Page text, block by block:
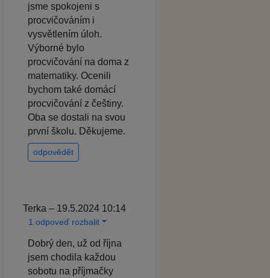
jsme spokojeni s
procvičováním i
vysvětlením úloh.
Výborné bylo
procvičování na doma z
matematiky. Ocenili
bychom také domácí
procvičování z češtiny.
Oba se dostali na svou
první školu. Děkujeme.
odpovědět
Terka – 19.5.2024 10:14
1 odpoveď rozbalit
Dobrý den, už od října
jsem chodila každou
sobotu na příjmačky